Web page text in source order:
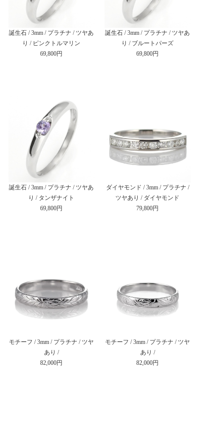
誕生石 / 3mm / プラチナ / ツヤあ
り / ピンクトルマリン
69,800円
誕生石 / 3mm / プラチナ / ツヤあ
り / ブルートパーズ
69,800円
誕生石 / 3mm / プラチナ / ツヤあ
り / タンザナイト
69,800円
ダイヤモンド / 3mm / プラチナ /
ツヤあり / ダイヤモンド
79,800円
モチーフ / 3mm / プラチナ / ツヤ
あり /
82,000円
モチーフ / 3mm / プラチナ / ツヤ
あり /
82,000円